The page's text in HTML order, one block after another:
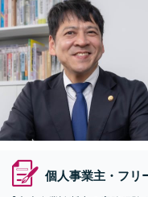
個人事業主・フリ